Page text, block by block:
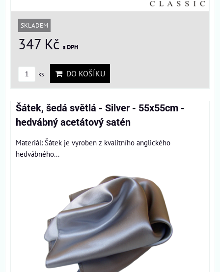
SKLADEM
347 Kč s DPH
ks DO KOŠÍKU
Šátek, šedá světlá - Silver - 55x55cm -
hedvábný acetátový satén
Materiál: Šátek je vyroben z kvalitního anglického
hedvábného...